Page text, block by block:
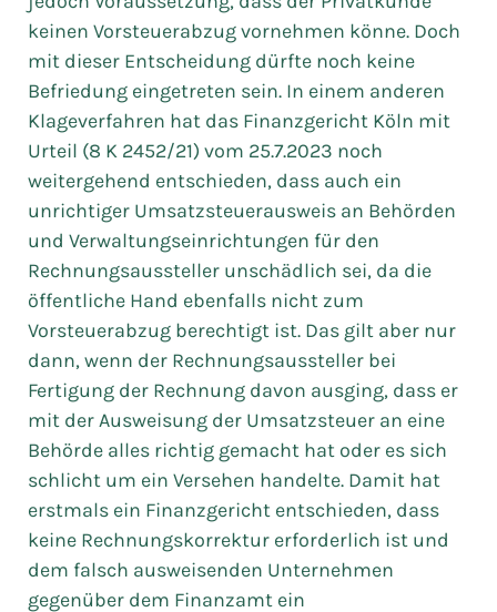
keinen Vorsteuerabzug vornehmen könne. Doch
mit dieser Entscheidung dürfte noch keine
Befriedung eingetreten sein. In einem anderen
Klageverfahren hat das Finanzgericht Köln mit
Urteil (8 K 2452/21) vom 25.7.2023 noch
weitergehend entschieden, dass auch ein
unrichtiger Umsatzsteuerausweis an Behörden
und Verwaltungseinrichtungen für den
Rechnungsaussteller unschädlich sei, da die
öffentliche Hand ebenfalls nicht zum
Vorsteuerabzug berechtigt ist. Das gilt aber nur
dann, wenn der Rechnungsaussteller bei
Fertigung der Rechnung davon ausging, dass er
mit der Ausweisung der Umsatzsteuer an eine
Behörde alles richtig gemacht hat oder es sich
schlicht um ein Versehen handelte. Damit hat
erstmals ein Finanzgericht entschieden, dass
keine Rechnungskorrektur erforderlich ist und
dem falsch ausweisenden Unternehmen
gegenüber dem Finanzamt ein